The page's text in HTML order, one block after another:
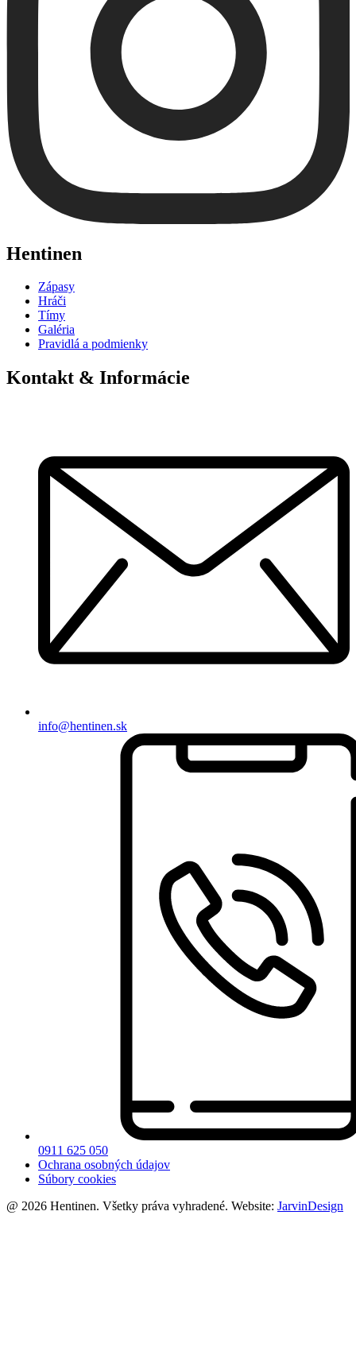
Hentinen
Zápasy
Hráči
Tímy
Galéria
Pravidlá a podmienky
Kontakt & Informácie
info@hentinen.sk
0911 625 050
Ochrana osobných údajov
Súbory cookies
@ 2026 Hentinen. Všetky práva vyhradené. Website: JarvinDesign